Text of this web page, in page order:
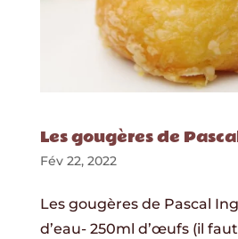
Les gougères de
Fév 22, 2022
Les gougères de Pascal
d’eau- 250ml d’œufs (il